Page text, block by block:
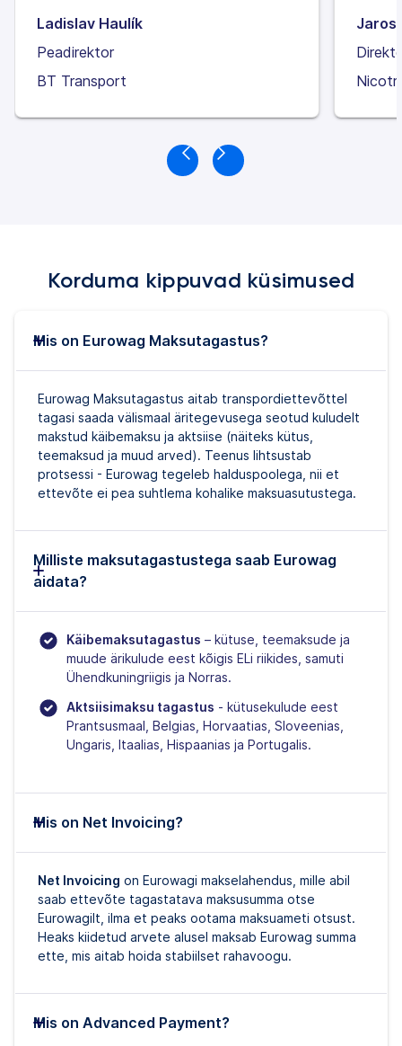
Ladislav Haulík
Peadirektor
BT Transport
Korduma kippuvad küsimused
Mis on Eurowag Maksutagastus?
Eurowag Maksutagastus aitab transpordiettevõttel
tagasi saada välismaal äritegevusega seotud kuludelt
makstud käibemaksu ja aktsiise (näiteks kütus,
teemaksud ja muud arved). Teenus lihtsustab
protsessi - Eurowag tegeleb halduspoolega, nii et
ettevõte ei pea suhtlema kohalike maksuasutustega.
Milliste maksutagastustega saab Eurowag
aidata?
Käibemaksutagastus – kütuse, teemaksude ja
muude ärikulude eest kõigis ELi riikides, samuti
Ühendkuningriigis ja Norras.
Aktsiisimaksu tagastus - kütusekulude eest
Prantsusmaal, Belgias, Horvaatias, Sloveenias,
Ungaris, Itaalias, Hispaanias ja Portugalis.
Mis on Net Invoicing?
Net Invoicing on Eurowagi makselahendus, mille abil
saab ettevõte tagastatava maksusumma otse
Eurowagilt, ilma et peaks ootama maksuameti otsust.
Heaks kiidetud arvete alusel maksab Eurowag summa
ette, mis aitab hoida stabiilset rahavoogu.
Mis on Advanced Payment?